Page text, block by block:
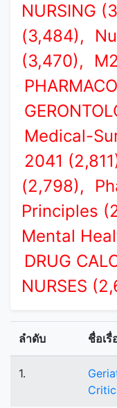
NURSING
(3,484),
(3,470),
Medical-
2041
(2,798),
Principles
Mental
DRUG
NURSES
ลำดับ ชื่อเรื่
1.